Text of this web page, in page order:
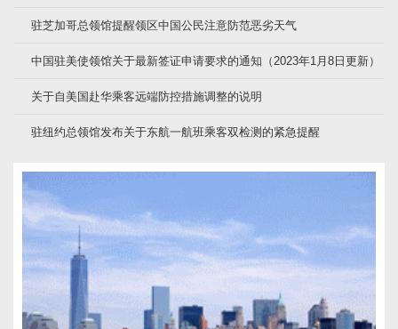
驻芝加哥总领馆提醒领区中国公民注意防范恶劣天气
中国驻美使领馆关于最新签证申请要求的通知（2023年1月8日更新）
关于自美国赴华乘客远端防控措施调整的说明
驻纽约总领馆发布关于东航一航班乘客双检测的紧急提醒